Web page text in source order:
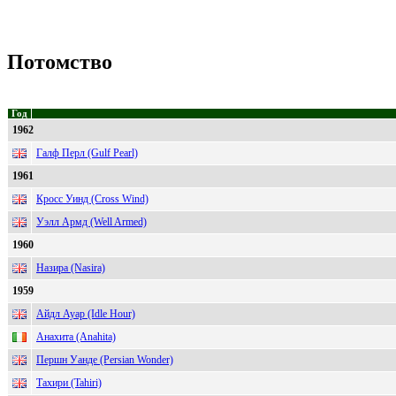
Потомство
Год
1962
Галф Перл (Gulf Pearl)
1961
Кросс Уинд (Cross Wind)
Уэлл Армд (Well Armed)
1960
Назира (Nasira)
1959
Айдл Ауар (Idle Hour)
Анахита (Anahita)
Першн Уанде (Persian Wonder)
Тахири (Tahiri)